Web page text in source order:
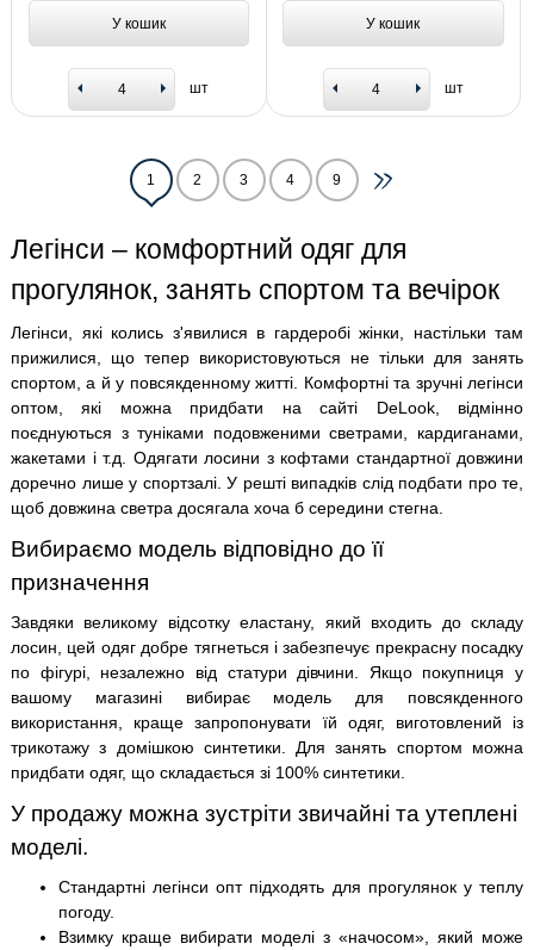
У кошик
шт
У кошик
шт
1 2 3 4 9
Легінси – комфортний одяг для
прогулянок, занять спортом та вечірок
Легінси, які колись з'явилися в гардеробі жінки, настільки там
прижилися, що тепер використовуються не тільки для занять
спортом, а й у повсякденному житті. Комфортні та зручні легінси
оптом, які можна придбати на сайті DeLook, відмінно
поєднуються з туніками подовженими светрами, кардиганами,
жакетами і т.д. Одягати лосини з кофтами стандартної довжини
доречно лише у спортзалі. У решті випадків слід подбати про те,
щоб довжина светра досягала хоча б середини стегна.
Вибираємо модель відповідно до її
призначення
Завдяки великому відсотку еластану, який входить до складу
лосин, цей одяг добре тягнеться і забезпечує прекрасну посадку
по фігурі, незалежно від статури дівчини. Якщо покупниця у
вашому магазині вибирає модель для повсякденного
використання, краще запропонувати їй одяг, виготовлений із
трикотажу з домішкою синтетики. Для занять спортом можна
придбати одяг, що складається зі 100% синтетики.
У продажу можна зустріти звичайні та утеплені
моделі.
Стандартні легінси опт підходять для прогулянок у теплу
погоду.
Взимку краще вибирати моделі з «начосом», який може